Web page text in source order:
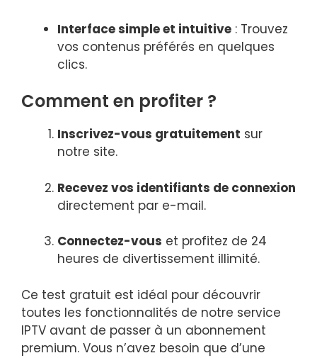
Interface simple et intuitive : Trouvez
vos contenus préférés en quelques
clics.
Comment en profiter ?
Inscrivez-vous gratuitement sur
notre site.
Recevez vos identifiants de connexion
directement par e-mail.
Connectez-vous et profitez de 24
heures de divertissement illimité.
Ce test gratuit est idéal pour découvrir
toutes les fonctionnalités de notre service
IPTV avant de passer à un abonnement
premium. Vous n’avez besoin que d’une